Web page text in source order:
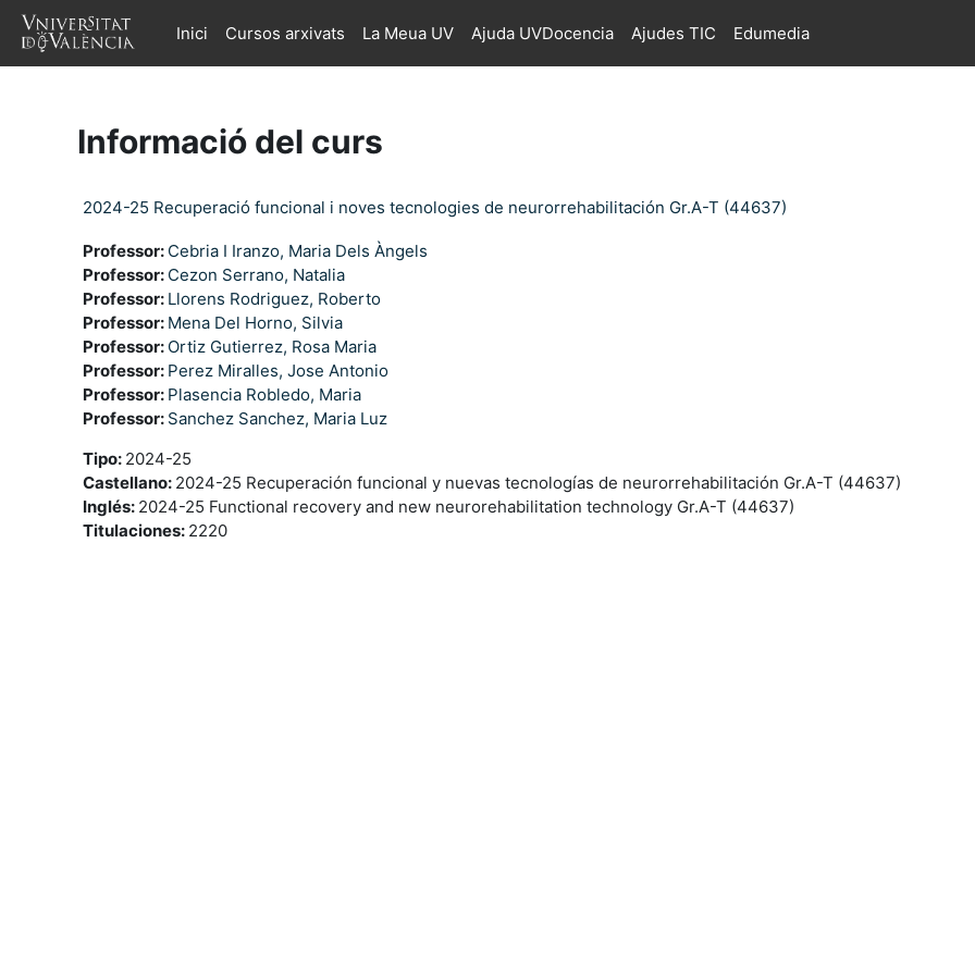
Ves al contingut principal
Inici
Cursos arxivats La Meua UV Ajuda UVDocencia Ajudes TIC Edumedia
Informació del curs
2024-25 Recuperació funcional i noves tecnologies de neurorrehabilitación Gr.A-T (44637)
Professor: Cebria I Iranzo, Maria Dels Àngels
Professor: Cezon Serrano, Natalia
Professor: Llorens Rodriguez, Roberto
Professor: Mena Del Horno, Silvia
Professor: Ortiz Gutierrez, Rosa Maria
Professor: Perez Miralles, Jose Antonio
Professor: Plasencia Robledo, Maria
Professor: Sanchez Sanchez, Maria Luz
Tipo: 2024-25
Castellano: 2024-25 Recuperación funcional y nuevas tecnologías de neurorrehabilitación Gr.A-T (44637)
Inglés: 2024-25 Functional recovery and new neurorehabilitation technology Gr.A-T (44637)
Titulaciones: 2220